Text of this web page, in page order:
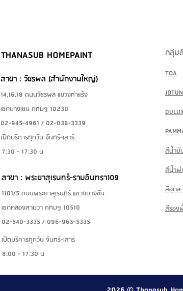
THANASUB HOMEPAINT
สาขา : วัชรพล (สำนักงานใหญ่)
14,16,18 ถนนวัชรพล แขวงท่าแร้ง
เขตบางเขน กทมฯ 10230
02-945-4961 / 02-038-3339
เปิดบริการทุกวัน จันทร์-เสาร์
7:30 - 17:30 น
สาขา : พระยาสุเรนทร์-รามอินทรา109
1101/5 ถนนพระยาสุเรนทร์ แขวงบางชัน
เขตคลองสามวา กทมฯ 10510
02-540-3335 / 096-965-5335
เปิดบริการทุกวัน จันทร์-เสาร์
8:00 - 17:30 น
กลุ่ม
TOA
JOTUN
สีน้ำมั
สีน้ำพ่
สีอุตส
สีรอง